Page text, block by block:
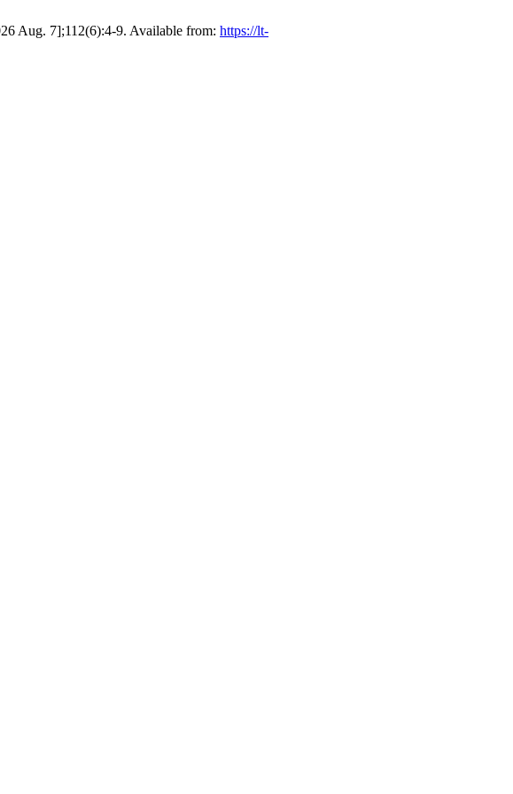
Aug. 7];112(6):4-9. Available from: https://lt-